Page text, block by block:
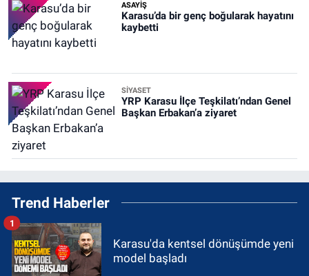
ASAYİŞ
Karasu’da bir genç boğularak hayatını
kaybetti
SİYASET
YRP Karasu İlçe Teşkilatı’ndan Genel
Başkan Erbakan’a ziyaret
Trend Haberler
Karasu'da kentsel dönüşümde yeni
model başladı
1